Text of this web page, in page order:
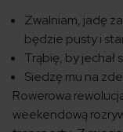
Zwalniam, jadę
będzie pusty i
Trąbię, by jechał
Siedzę mu na
Rowerowa
weekendową